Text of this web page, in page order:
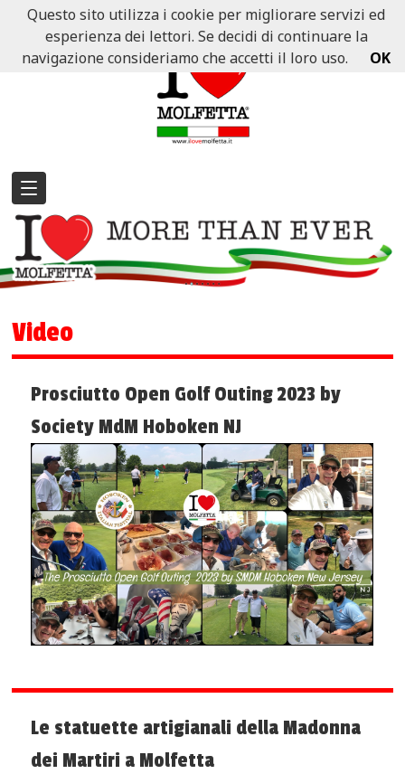
Video
Prosciutto Open Golf Outing 2023 by
Society MdM Hoboken NJ
Le statuette artigianali della Madonna
dei Martiri a Molfetta
Questo sito utilizza i cookie per migliorare servizi ed
esperienza dei lettori. Se decidi di continuare la
navigazione consideriamo che accetti il loro uso.
OK